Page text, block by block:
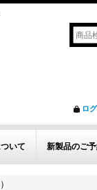
ロ
いて 新製品のご